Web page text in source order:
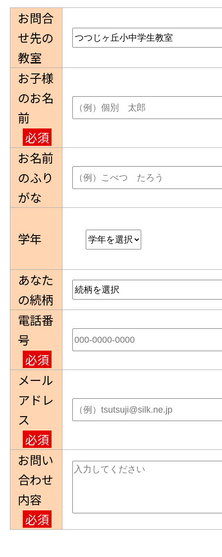
お問合
せ先の
教室
お子様
のお名
前
必須
お名前
のふり
がな
学年
あなた
の続柄
電話番
号
必須
メール
アドレ
ス
必須
お問い
合わせ
内容
必須